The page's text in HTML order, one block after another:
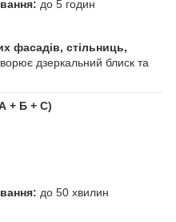
до 5 годин
фасадів, стільниць,
дзеркальний блиск та
+ Б + С)
до 50 хвилин